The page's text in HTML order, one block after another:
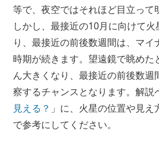
等で、夜空ではそれほど目立って
しかし、最接近の10月に向けて
り、最接近の前後数週間は、マイ
時期が続きます。望遠鏡で眺めた
ん大きくなり、最接近の前後数週
察するチャンスとなります。解説
見える？ 」に、火星の位置や見
で参考にしてください。